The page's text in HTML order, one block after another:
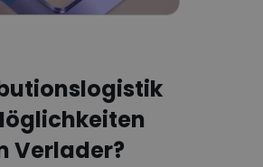
Verlader?